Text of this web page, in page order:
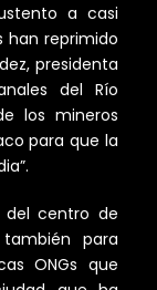
a casi
han reprimido
presidenta
del Río
los mineros
para que la
del centro de
para
ONGs que